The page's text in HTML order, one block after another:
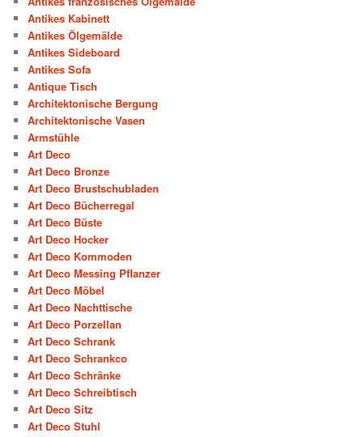
Antikes Kabinett
Antikes Ölgemälde
Antikes Sideboard
Antikes Sofa
Antique Tisch
Architektonische Bergung
Architektonische Vasen
Armstühle
Art Deco
Art Deco Bronze
Art Deco Brustschubladen
Art Deco Bücherregal
Art Deco Büste
Art Deco Hocker
Art Deco Kommoden
Art Deco Messing Pflanzer
Art Deco Möbel
Art Deco Nachttische
Art Deco Porzellan
Art Deco Schrank
Art Deco Schrankco
Art Deco Schränke
Art Deco Schreibtisch
Art Deco Sitz
Art Deco Stuhl